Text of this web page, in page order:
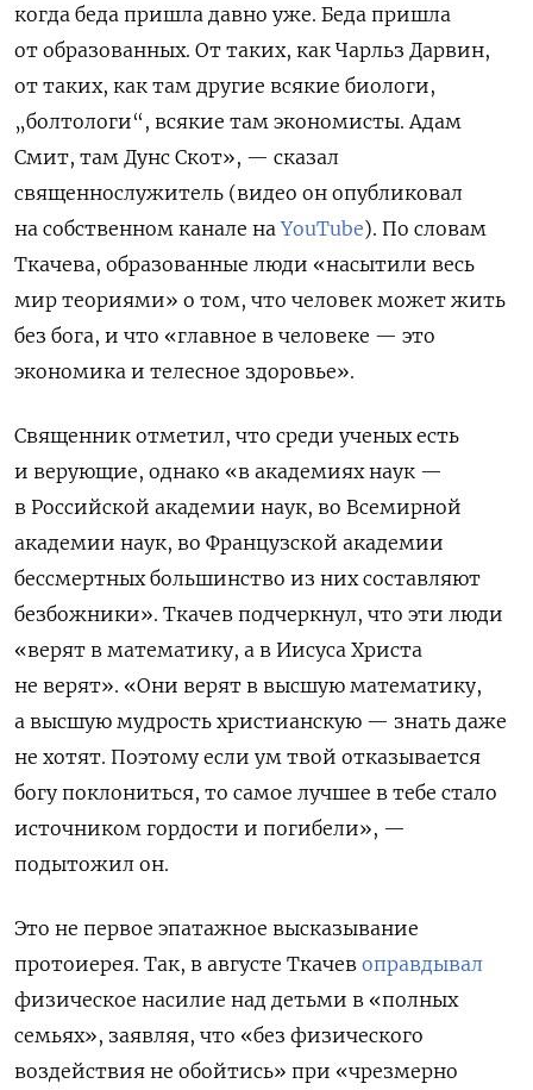
когда беда пришла давно уже. Беда пришла
от образованных. От таких, как Чарльз Дарвин,
от таких, как там другие всякие биологи,
„болтологи“, всякие там экономисты. Адам
Смит, там Дунс Скот», — сказал
священнослужитель (видео он опубликовал
на собственном канале на YouTube). По словам
Ткачева, образованные люди «насытили весь
мир теориями» о том, что человек может жить
без бога, и что «главное в человеке — это
экономика и телесное здоровье».
Священник отметил, что среди ученых есть
и верующие, однако «в академиях наук —
в Российской академии наук, во Всемирной
академии наук, во Французской академии
бессмертных большинство из них составляют
безбожники». Ткачев подчеркнул, что эти люди
«верят в математику, а в Иисуса Христа
не верят». «Они верят в высшую математику,
а высшую мудрость христианскую — знать даже
не хотят. Поэтому если ум твой отказывается
богу поклониться, то самое лучшее в тебе стало
источником гордости и погибели», —
подытожил он.
Это не первое эпатажное высказывание
протоиерея. Так, в августе Ткачев оправдывал
физическое насилие над детьми в «полных
семьях», заявляя, что «без физического
воздействия не обойтись» при «чрезмерно